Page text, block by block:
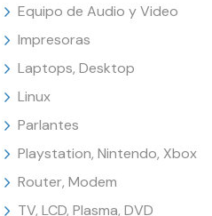
Equipo de Audio y Video
Impresoras
Laptops, Desktop
Linux
Parlantes
Playstation, Nintendo, Xbox
Router, Modem
TV, LCD, Plasma, DVD